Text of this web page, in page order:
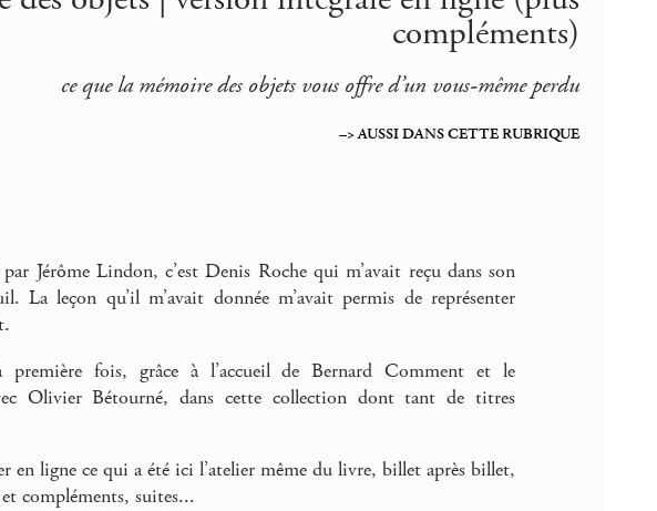
compléments)
ce que la mémoire des objets vous offre d’un vous-même perdu
–> AUSSI DANS CETTE RUBRIQUE
Jérôme Lindon, c’est Denis Roche qui m’avait reçu dans son
leçon qu’il m’avait donnée m’avait permis de représenter
fois, grâce à l’accueil de Bernard Comment et le
Olivier Bétourné, dans cette collection dont tant de titres
en ligne ce qui a été ici l’atelier même du livre, billet après billet,
compléments, suites...